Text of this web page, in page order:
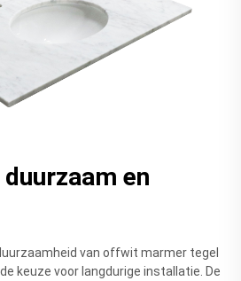
en
van offwit marmer tegel
keuze voor langdurige installatie. De